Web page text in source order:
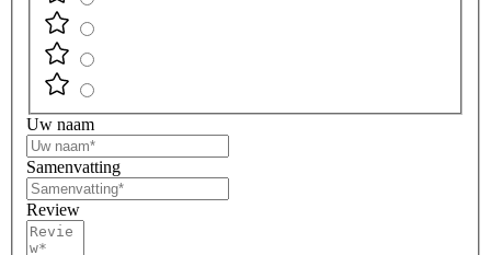
Uw naam
Samenvatting
Review